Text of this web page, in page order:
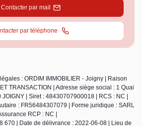
Contacter par mail
par téléphone
: ORDIM IMMOBILIER - Joigny | Raison
TRANSACTION | Adresse siège social : 1 Quai
| Siret : 48430707900018 | RCS : NC |
: FR56484307079 | Forme juridique : SARL
RCP : NC |
670 | Date de délivrance : 2022-06-08 | Lieu de